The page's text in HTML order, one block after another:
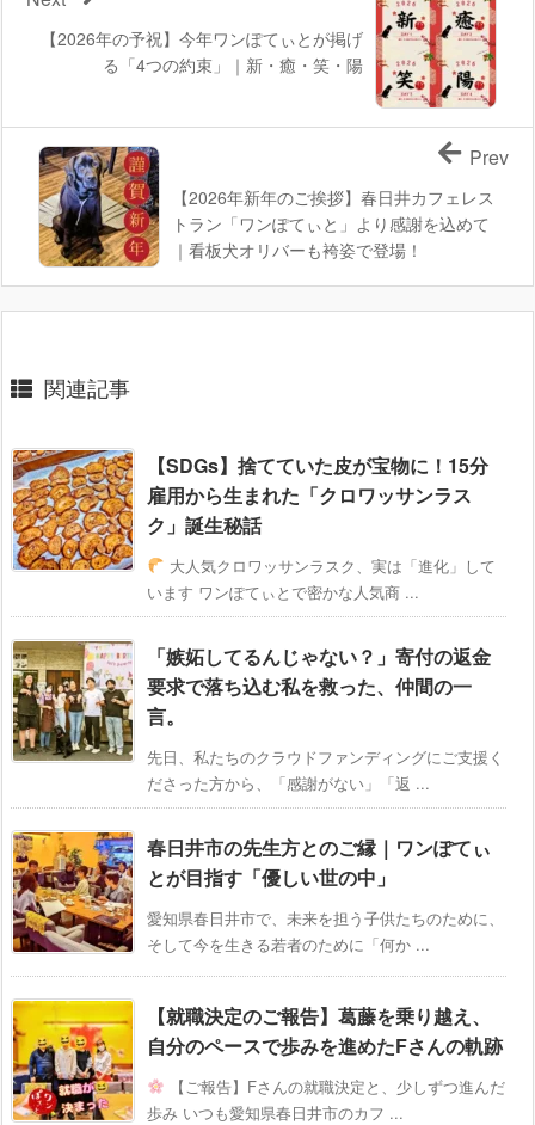
【2026年の予祝】今年ワンぽてぃとが掲げ
る「4つの約束」｜新・癒・笑・陽
【2026年新年のご挨拶】春日井カフェレス
トラン「ワンぽてぃと」より感謝を込めて
｜看板犬オリバーも袴姿で登場！
Prev
関連記事
【SDGs】捨てていた皮が宝物に！15分
雇用から生まれた「クロワッサンラス
ク」誕生秘話
大人気クロワッサンラスク、実は「進化」して
います ワンぽてぃとで密かな人気商 ...
「嫉妬してるんじゃない？」寄付の返金
要求で落ち込む私を救った、仲間の一
言。
先日、私たちのクラウドファンディングにご支援く
ださった方から、「感謝がない」「返 ...
春日井市の先生方とのご縁｜ワンぽてぃ
とが目指す「優しい世の中」
愛知県春日井市で、未来を担う子供たちのために、
そして今を生きる若者のために「何か ...
【就職決定のご報告】葛藤を乗り越え、
自分のペースで歩みを進めたFさんの軌跡
【ご報告】Fさんの就職決定と、少しずつ進んだ
歩み いつも愛知県春日井市のカフ ...